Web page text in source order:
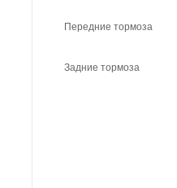
Передние тормоза
Задние тормоза